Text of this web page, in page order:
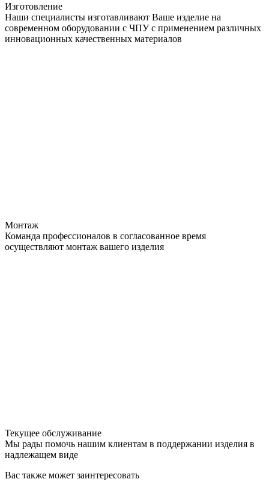
Изготовление
Наши специалисты изготавливают Ваше изделие на
современном оборудовании с ЧПУ с применением различных
инновационных качественных материалов
Монтаж
Команда профессионалов в согласованное время
осуществляют монтаж вашего изделия
Текущее обслуживание
Мы рады помочь нашим клиентам в поддержании изделия в
надлежащем виде
Вас также может заинтересовать